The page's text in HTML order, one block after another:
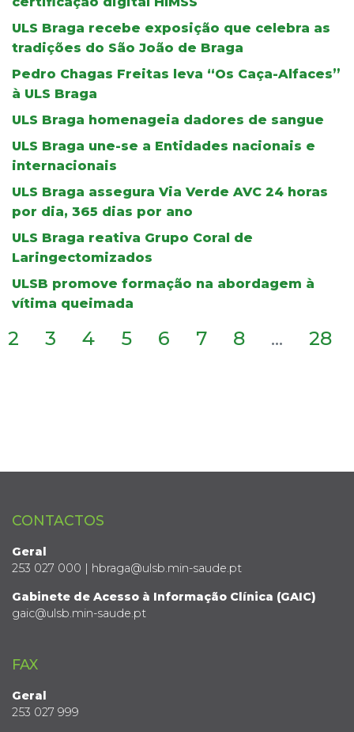
ULS Braga recebe exposição que celebra as
tradições do São João de Braga
Pedro Chagas Freitas leva “Os Caça-Alfaces”
à ULS Braga
ULS Braga homenageia dadores de sangue
ULS Braga une-se a Entidades nacionais e
internacionais
ULS Braga assegura Via Verde AVC 24 horas
por dia, 365 dias por ano
ULS Braga reativa Grupo Coral de
Laringectomizados
ULSB promove formação na abordagem à
vítima queimada
2 3 4 5 6 7 8 ... 28
CONTACTOS
Geral
253 027 000 | hbraga@ulsb.min-saude.pt
Gabinete de Acesso à Informação Clínica (GAIC)
gaic@ulsb.min-saude.pt
FAX
Geral
253 027 999